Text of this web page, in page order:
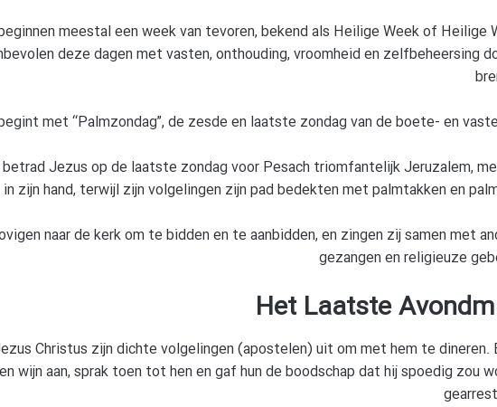
meestal een week van tevoren, bekend als Heilige Week of Heilige
deze dagen met vasten, onthouding, vroomheid en zelfbeheersing
met “Palmzondag”, de zesde en laatste zondag van de boete- en
Jezus op de laatste zondag voor Pesach triomfantelijk Jeruzalem,
zijn hand, terwijl zijn volgelingen zijn pad bedekten met palmtakken en
naar de kerk om te bidden en te aanbidden, en zingen zij samen met
gezangen en religieuze
Het Laatste
Christus zijn dichte volgelingen (apostelen) uit om met hem te dineren.
wijn aan, sprak toen tot hen en gaf hun de boodschap dat hij spoedig zou